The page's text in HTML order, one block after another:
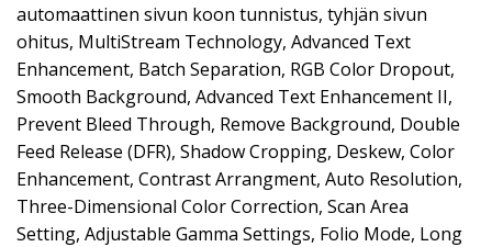
automaattinen sivun koon tunnistus, tyhjän sivun
ohitus, MultiStream Technology, Advanced Text
Enhancement, Batch Separation, RGB Color Dropout,
Smooth Background, Advanced Text Enhancement II,
Prevent Bleed Through, Remove Background, Double
Feed Release (DFR), Shadow Cropping, Deskew, Color
Enhancement, Contrast Arrangment, Auto Resolution,
Three-Dimensional Color Correction, Scan Area
Setting, Adjustable Gamma Settings, Folio Mode, Long